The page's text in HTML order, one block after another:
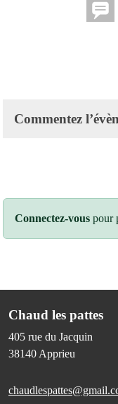
Commentez
Connectez-vous pour
Chaud les pattes
405 rue du Jacquin
38140 Apprieu